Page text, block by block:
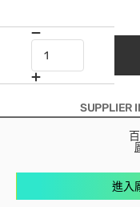
SUPPLIER
進入